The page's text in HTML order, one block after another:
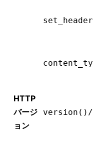
HTTP
バージ
ョン
version()/